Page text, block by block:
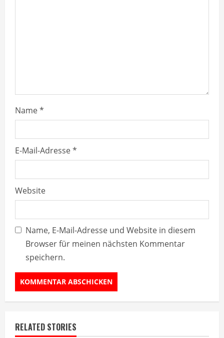
Name*
E-Mail-Adresse*
Website
Name, E-Mail-Adresse und Website in diesem
Browser für meinen nächsten Kommentar
speichern.
RELATED STORIES